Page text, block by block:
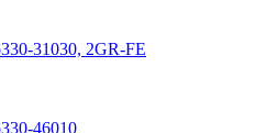
31030, 2GR-FE
46010